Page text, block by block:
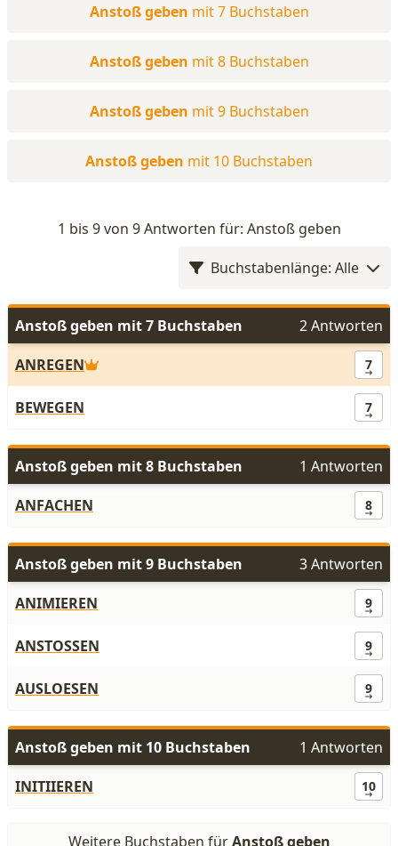
Anstoß geben mit 7 Buchstaben
Anstoß geben mit 8 Buchstaben
Anstoß geben mit 9 Buchstaben
Anstoß geben mit 10 Buchstaben
1 bis 9 von 9 Antworten für: Anstoß geben
Buchstabenlänge: Alle
Anstoß geben mit 7 Buchstaben
2 Antworten
ANREGEN
7
BEWEGEN 7
Anstoß geben mit 8 Buchstaben
1 Antworten
ANFACHEN
8
Anstoß geben mit 9 Buchstaben
3 Antworten
ANIMIEREN
9
ANSTOSSEN 9
AUSLOESEN 9
Anstoß geben mit 10 Buchstaben
1 Antworten
INITIIEREN
10
Weitere Buchstaben fürAnstoß geben